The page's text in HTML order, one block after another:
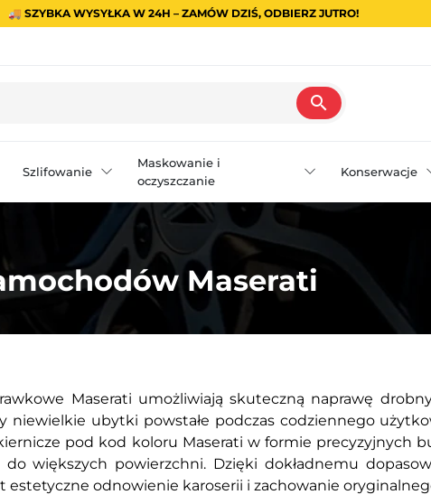
🚚 SZYBKA WYSYŁKA W 24H – ZAMÓW DZIŚ, ODBIERZ JUTRO!
search
Szlifowanie
Maskowanie i
oczyszczanie
Konserwacje
Maserati
Maserati umożliwiają skuteczną naprawę
niewielkie ubytki powstałe podczas codziennego
pod kod koloru Maserati w formie precyzyjnych
do większych powierzchni. Dzięki dokładnemu
estetyczne odnowienie karoserii i zachowanie